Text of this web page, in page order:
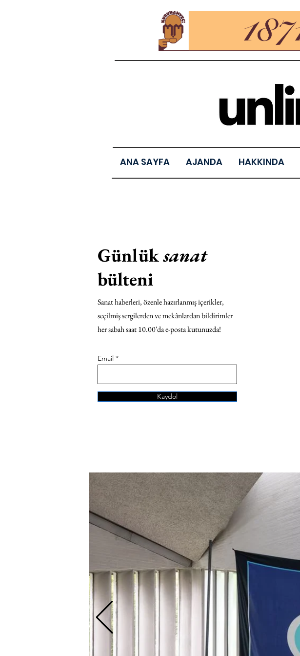
ANA SAYFA AJANDA HAKKINDA
Günlüksanat
bülteni
Sanat haberleri, özenle hazırlanmış içerikler,
seçilmiş sergilerden ve mekânlardan bildirimler
her sabah saat 10.00'da e-posta kutunuzda!
Email
Kaydol